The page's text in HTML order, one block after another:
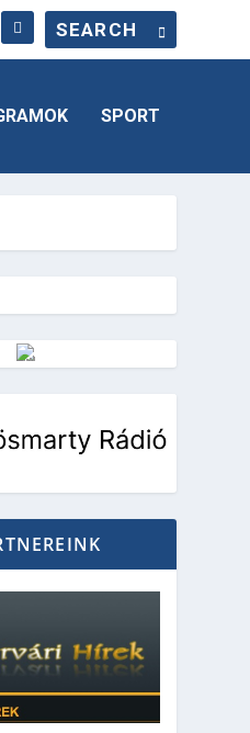
SPORT
Vörösmarty Rádió